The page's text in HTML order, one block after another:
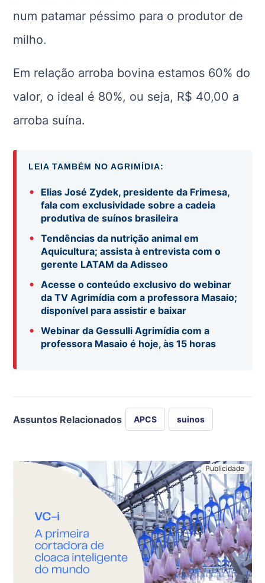
num patamar péssimo para o produtor de
milho.
Em relação arroba bovina estamos 60% do
valor, o ideal é 80%, ou seja, R$ 40,00 a
arroba suína.
LEIA TAMBÉM NO AGRIMÍDIA:
•
Elias José Zydek, presidente da Frimesa,
fala com exclusividade sobre a cadeia
produtiva de suínos brasileira
•
Tendências da nutrição animal em
Aquicultura; assista à entrevista com o
gerente LATAM da Adisseo
•
Acesse o conteúdo exclusivo do webinar
da TV Agrimídia com a professora Masaio;
disponível para assistir e baixar
•
Webinar da Gessulli Agrimídia com a
professora Masaio é hoje, às 15 horas
Assuntos Relacionados APCS suinos